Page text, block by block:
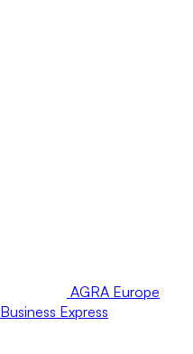
AGRA Europe
Business Express